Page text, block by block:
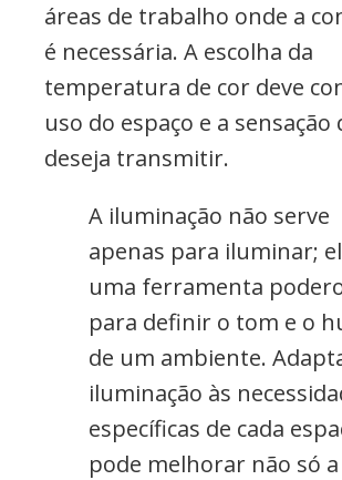
áreas de trabalho onde a
é necessária. A escolha da
temperatura de cor deve
uso do espaço e a sensação
deseja transmitir.
A iluminação não serve
apenas para iluminar;
uma ferramenta
para definir o tom e o
de um ambiente.
iluminação às
específicas de cada
pode melhorar não só a